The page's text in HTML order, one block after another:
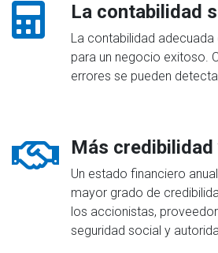
La contabilidad
La contabilidad adecuada
para un negocio exitoso.
errores se pueden
Más credibilidad
Un estado financiero
mayor grado de
los accionistas,
seguridad social y